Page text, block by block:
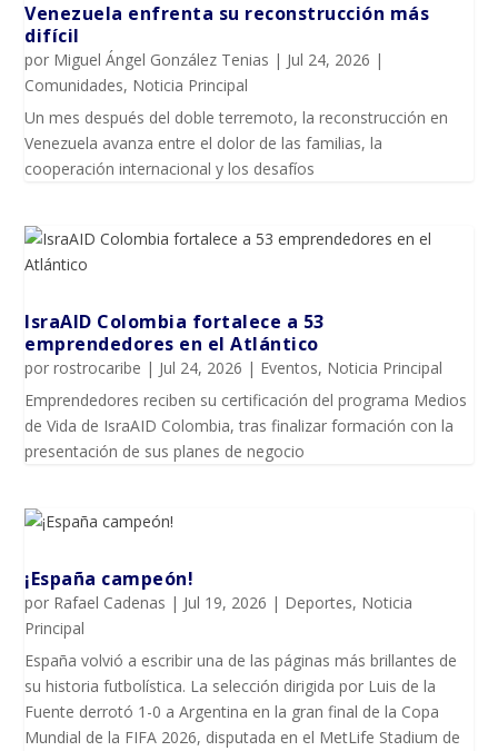
Venezuela enfrenta su reconstrucción más
difícil
por Miguel Ángel González Tenias | Jul 24, 2026 |
Comunidades, Noticia Principal
Un mes después del doble terremoto, la reconstrucción en
Venezuela avanza entre el dolor de las familias, la
cooperación internacional y los desafíos
IsraAID Colombia fortalece a 53
emprendedores en el Atlántico
porrostrocaribe | Jul 24, 2026 | Eventos, Noticia Principal
Emprendedores reciben su certificación del programa Medios
de Vida de IsraAID Colombia, tras finalizar formación con la
presentación de sus planes de negocio
¡España campeón!
por Rafael Cadenas | Jul 19, 2026 | Deportes, Noticia
Principal
España volvió a escribir una de las páginas más brillantes de
su historia futbolística. La selección dirigida por Luis de la
Fuente derrotó 1-0 a Argentina en la gran final de la Copa
Mundial de la FIFA 2026, disputada en el MetLife Stadium de